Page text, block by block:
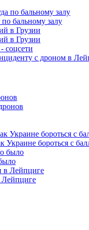
бальному залу
в Грузии
в Грузии
соцсети
с дроном в
Украине бороться с